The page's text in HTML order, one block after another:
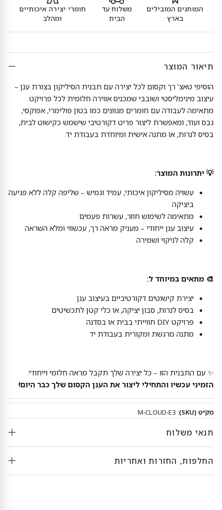
המותגים המובילים
בארץ
משלוח עד
הבית
חומרי יצירה איכותיים
ומהלב
תיאור המוצר
הוסיפי טאצ' רך וקסום לכל יצירה עם תבנית הסיליקון בצורת ענן –
עיצוב מינימליסטי ושובבי שמכניס אווירה חלומית לכל פרויקט.
מתאימה לעבודה עם חומרים מגוונים כמו בטון פולימרי, אפוקסי,
גבס ועוד, ומאפשרת ליצור פריט דקורטיבי שישמש כקישוט לבית,
בסיס לנרות, או מתנה אישית ומיוחדת בעבודת יד.
💡 יתרונות המוצר:
עשויה מסיליקון איכותי, עמיד וגמיש – שליפה קלה ללא פגיעה
ביציקה
מתאימה לשימוש חוזר, עשרות פעמים
עיצוב ענן ייחודי – מעניק מראה רך, עכשווי ומלא השראה
קלה לניקוי ושמירה
🎨 מתאים במיוחד ל:
יצירת קישוטים דקורטיביים בעיצוב ענן
בסיס לנרות, סבון יציקה, או כלי קטן לתכשיטים
פרויקט DIY חווייתי בבית או בסדנה
מתנה מרגשת ומקורית בעבודת יד
✨ עם התבנית הזו – כל יצירה שלך תקבל מראה חלומי וייחודי.
הזמיני עכשיו והתחילי ליצור את הענן הקסום שלך כבר היום!
מק״ט (SKU): M-CLOUD-E3
תנאי משלוח
החלפות, החזרות ואחריות